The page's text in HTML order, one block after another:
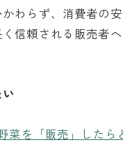
わらず、消費者の
信頼される販売者
菜を「販売」したら